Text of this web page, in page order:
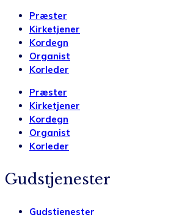
Præster
Kirketjener
Kordegn
Organist
Korleder
Præster
Kirketjener
Kordegn
Organist
Korleder
Gudstjenester
Gudstjenester